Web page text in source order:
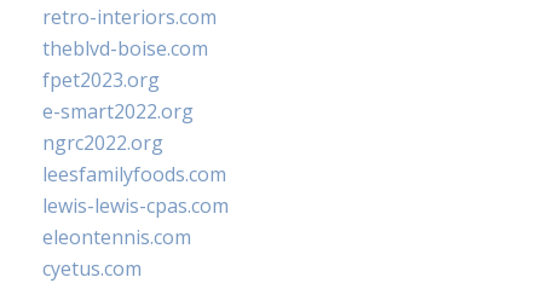
retro-interiors.com
theblvd-boise.com
fpet2023.org
e-smart2022.org
ngrc2022.org
leesfamilyfoods.com
lewis-lewis-cpas.com
eleontennis.com
cyetus.com